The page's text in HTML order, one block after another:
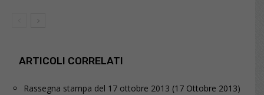
ARTICOLI CORRELATI
Rassegna stampa del 17 ottobre 2013 (17 Ottobre 2013)